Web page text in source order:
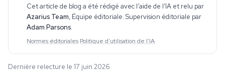
vendons — et de milliers de conversations
Cet article de blog a été rédigé avec l’aide de l’IA et relu par
Azarius Team, Équipe éditoriale. Supervision éditoriale par
Adam Parsons.
Normes éditoriales·Politique d'utilisation de l'IA
Dernière relecture le 17 juin 2026